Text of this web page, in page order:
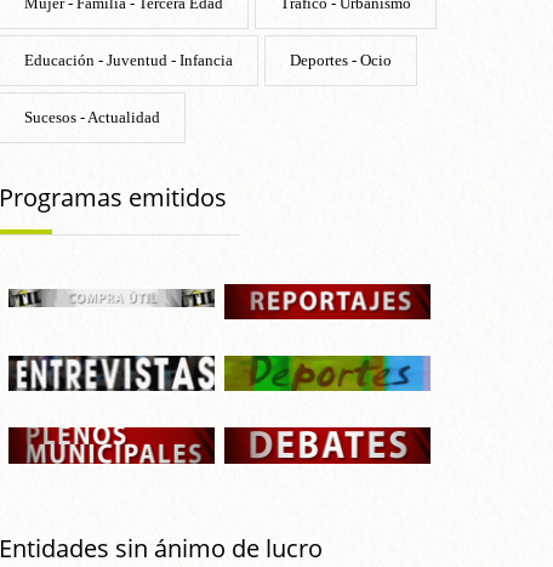
Educación - Juventud - Infancia Deportes - Ocio
Sucesos - Actualidad
Programas emitidos
Entidades sin ánimo de lucro